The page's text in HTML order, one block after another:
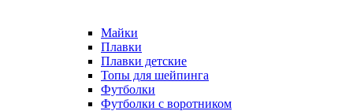
Майки
Плавки
Плавки детские
Топы для шейпинга
Футболки
Футболки с воротником